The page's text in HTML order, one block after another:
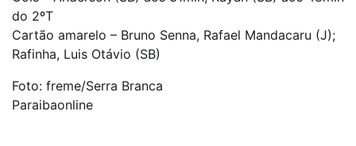
do 2ºT
Cartão amarelo – Bruno Senna, Rafael Mandacaru (J);
Rafinha, Luis Otávio (SB)
Foto: freme/Serra Branca
Paraibaonline